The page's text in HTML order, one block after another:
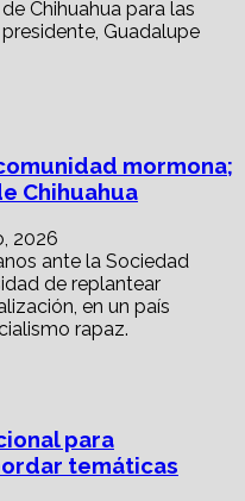
mormona;
Chihuahua
2026
para
temáticas